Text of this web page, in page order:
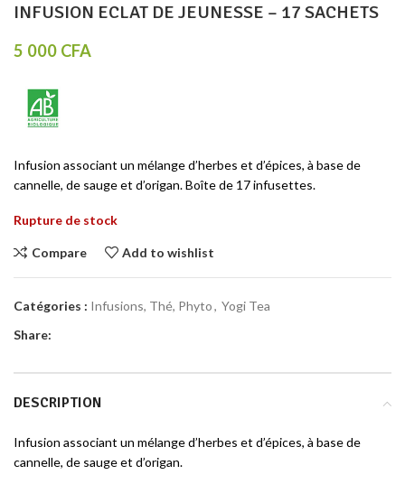
INFUSION ECLAT DE JEUNESSE – 17 SACHETS
5 000 CFA
Infusion associant un mélange d’herbes et d’épices, à base de
cannelle, de sauge et d’origan. Boîte de 17 infusettes.
Rupture de stock
Compare Add to wishlist
Catégories : Infusions, Thé, Phyto, Yogi Tea
Share:
DESCRIPTION
Infusion associant un mélange d’herbes et d’épices, à base de
cannelle, de sauge et d’origan.